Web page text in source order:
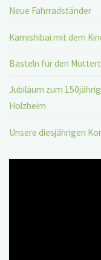
Neue Fahrradständer
Kamishibai mit dem
Basteln für den
Jubiläum zum
Holzheim
Unsere diesjährigen